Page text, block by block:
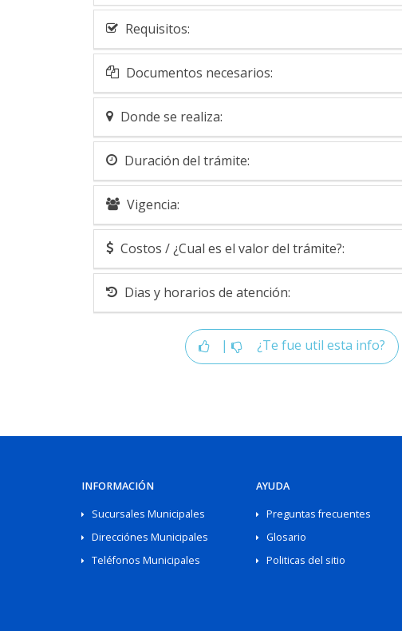
Requisitos:
Documentos necesarios:
Donde se realiza:
Duración del trámite:
Vigencia:
Costos / ¿Cual es el valor del trámite?:
Dias y horarios de atención:
| ¿Te fue util esta info?
INFORMACIÓN
Sucursales Municipales
Direcciónes Municipales
Teléfonos Municipales
AYUDA
Preguntas frecuentes
Glosario
Politicas del sitio